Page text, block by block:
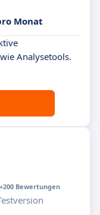
Monat
Analysetools.
+200 Bewertungen